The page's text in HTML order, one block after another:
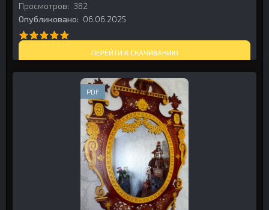
Просмотров: 382
Опубликовано: 06.06.2025
ПЕРЕЙТИ К СКАЧИВАНИЮ
PDF